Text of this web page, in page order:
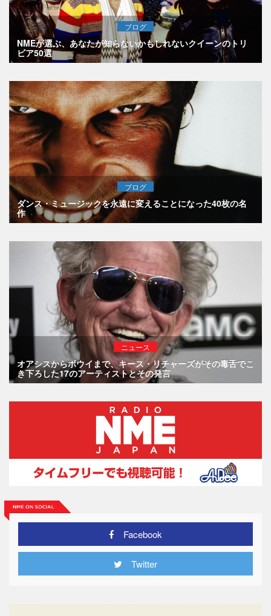
ブログ
NMEが選ぶ、あなたが知らないかもしれないクイーンのトリ
ビア50選
ブログ
ダンス・ミュージックを永遠に変えることになった40枚の名
作
ニュース
オアシスからボウイまで、キース・リチャーズがその毒舌でこ
き下ろした17のアーティストとその発言
Facebook
Twitter